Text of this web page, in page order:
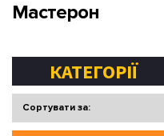
Мастерон
КАТЕГОРІЇ
Сортувати за: